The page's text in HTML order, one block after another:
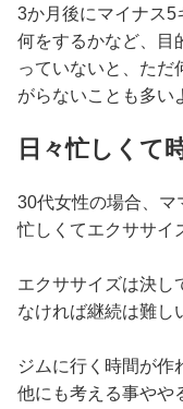
3か月後にマイナス5
何をするかなど、目
っていないと、ただ
がらないことも多い
日々忙しくて
30代女性の場合、マ
忙しくてエクササイ
エクササイズは決し
なければ継続は難し
ジムに行く時間が
他にも考える事やや